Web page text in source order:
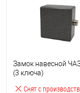
Снят с
Замок навесной
(3 ключа)